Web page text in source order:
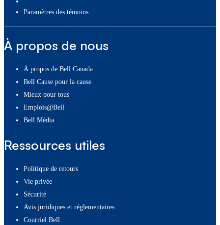
paramètres des témoins
À propos de nous
À propos de Bell Canada
Bell Cause pour la cause
Mieux pour tous
Emplois@Bell
Bell Média
Ressources utiles
Politique de retours
Vie privée
Sécurité
Avis juridiques et réglementaires
Courriel Bell